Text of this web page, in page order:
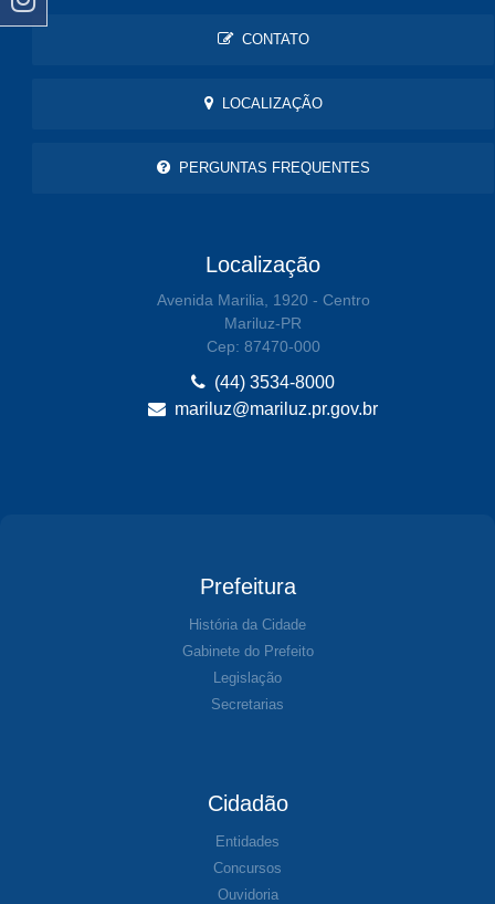
CONTATO
LOCALIZAÇÃO
PERGUNTAS FREQUENTES
Localização
Avenida Marilia, 1920 - Centro
Mariluz-PR
Cep: 87470-000
(44) 3534-8000
mariluz@mariluz.pr.gov.br
Prefeitura
História da Cidade
Gabinete do Prefeito
Legislação
Secretarias
Cidadão
Entidades
Concursos
Ouvidoria